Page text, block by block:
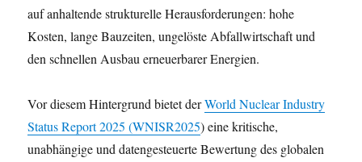
auf anhaltende strukturelle Herausforderungen: hohe
Kosten, lange Bauzeiten, ungelöste Abfallwirtschaft und
den schnellen Ausbau erneuerbarer Energien.
Vor diesem Hintergrund bietet derWorld Nuclear Industry
Status Report 2025 (WNISR2025) eine kritische,
unabhängige und datengesteuerte Bewertung des globalen